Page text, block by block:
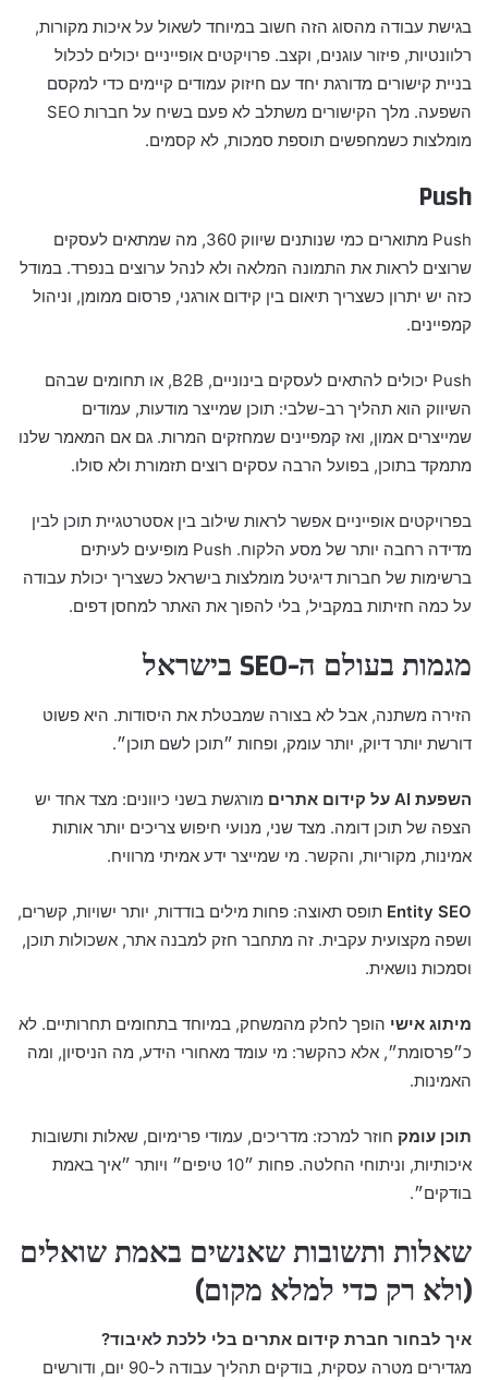
בגישת עבודה מהסוג הזה חשוב במיוחד לשאול על איכות מקורות,
רלוונטיות, פיזור עוגנים, וקצב. פרויקטים אופייניים יכולים לכלול
בניית קישורים מדורגת יחד עם חיזוק עמודים קיימים כדי למקסם
השפעה. מלך הקישורים משתלב לא פעם בשיח על חברות SEO
מומלצות כשמחפשים תוספת סמכות, לא קסמים.
Push
Push מתוארים כמי שנותנים שיווק 360, מה שמתאים לעסקים
שרוצים לראות את התמונה המלאה ולא לנהל ערוצים בנפרד. במודל
כזה יש יתרון כשצריך תיאום בין קידום אורגני, פרסום ממומן, וניהול
קמפיינים.
Push יכולים להתאים לעסקים בינוניים, B2B, או תחומים שבהם
השיווק הוא תהליך רב-שלבי: תוכן שמייצר מודעות, עמודים
שמייצרים אמון, ואז קמפיינים שמחזקים המרות. גם אם המאמר שלנו
מתמקד בתוכן, בפועל הרבה עסקים רוצים תזמורת ולא סולו.
בפרויקטים אופייניים אפשר לראות שילוב בין אסטרטגיית תוכן לבין
מדידה רחבה יותר של מסע הלקוח. Push מופיעים לעיתים
ברשימות של חברות דיגיטל מומלצות בישראל כשצריך יכולת עבודה
על כמה חזיתות במקביל, בלי להפוך את האתר למחסן דפים.
מגמות בעולם ה-SEO בישראל
הזירה משתנה, אבל לא בצורה שמבטלת את היסודות. היא פשוט
דורשת יותר דיוק, יותר עומק, ופחות ״תוכן לשם תוכן״.
השפעת AI על קידום אתרים
מורגשת בשני כיוונים: מצד אחד יש
הצפה של תוכן דומה. מצד שני, מנועי חיפוש צריכים יותר אותות
אמינות, מקוריות, והקשר. מי שמייצר ידע אמיתי מרוויח.
Entity SEO תופס תאוצה: פחות מילים בודדות, יותר ישויות, קשרים,
ושפה מקצועית עקבית. זה מתחבר חזק למבנה אתר, אשכולות תוכן,
וסמכות נושאית.
מיתוג אישי הופך לחלק מהמשחק, במיוחד בתחומים תחרותיים. לא
כ״פרסומת״, אלא כהקשר: מי עומד מאחורי הידע, מה הניסיון, ומה
האמינות.
תוכן עומק חוזר למרכז: מדריכים, עמודי פרימיום, שאלות ותשובות
איכותיות, וניתוחי החלטה. פחות ״10 טיפים״ ויותר ״איך באמת
בודקים״.
שאלות ותשובות שאנשים באמת שואלים
(ולא רק כדי למלא מקום)
איך לבחור חברת קידום אתרים בלי ללכת לאיבוד?
מגדירים מטרה עסקית, בודקים תהליך עבודה ל-90 יום, ודורשים